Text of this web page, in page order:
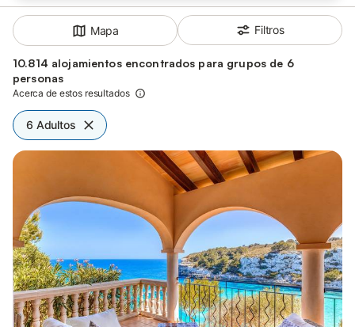
Mapa Filtros
10.814 alojamientos encontrados para grupos de 6
personas
Acerca de estos resultados
6 Adultos